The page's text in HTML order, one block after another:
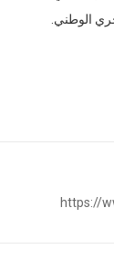
الوطني.
https://